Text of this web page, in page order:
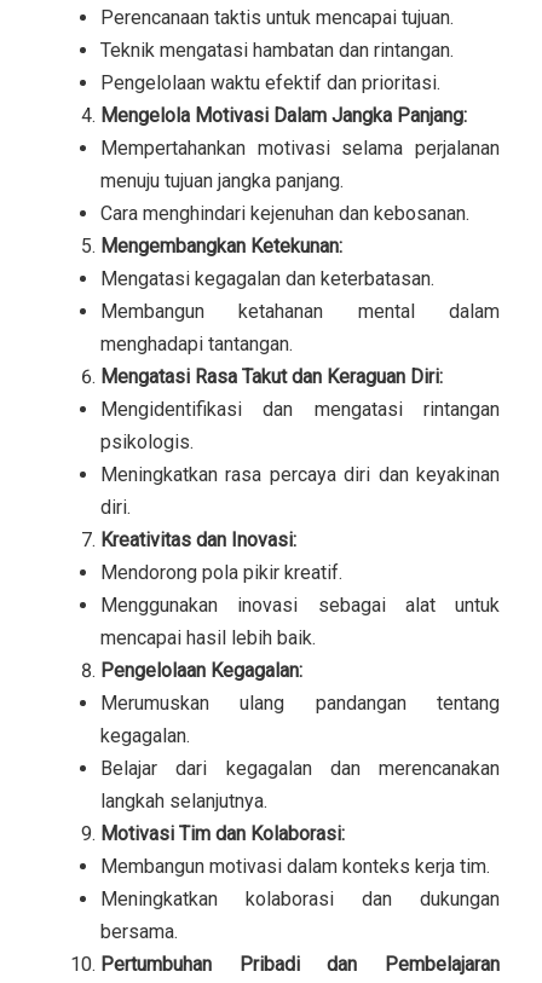
Perencanaan taktis untuk mencapai tujuan.
Teknik mengatasi hambatan dan rintangan.
Pengelolaan waktu efektif dan prioritasi.
Mengelola Motivasi Dalam Jangka Panjang:
Mempertahankan motivasi selama perjalanan
menuju tujuan jangka panjang.
Cara menghindari kejenuhan dan kebosanan.
Mengembangkan Ketekunan:
Mengatasi kegagalan dan keterbatasan.
Membangun ketahanan mental dalam
menghadapi tantangan.
Mengatasi Rasa Takut dan Keraguan Diri:
Mengidentifikasi dan mengatasi rintangan
psikologis.
Meningkatkan rasa percaya diri dan keyakinan
diri.
Kreativitas dan Inovasi:
Mendorong pola pikir kreatif.
Menggunakan inovasi sebagai alat untuk
mencapai hasil lebih baik.
Pengelolaan Kegagalan:
Merumuskan ulang pandangan tentang
kegagalan.
Belajar dari kegagalan dan merencanakan
langkah selanjutnya.
Motivasi Tim dan Kolaborasi:
Membangun motivasi dalam konteks kerja tim.
Meningkatkan kolaborasi dan dukungan
bersama.
Pertumbuhan Pribadi dan Pembelajaran